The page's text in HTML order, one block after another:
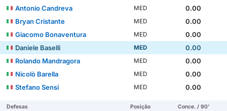
Antonio Candreva
MED
0.00
Bryan Cristante
MED
0.00
Giacomo Bonaventura
MED
0.00
Daniele Baselli
MED
0.00
Rolando Mandragora
MED
0.00
Nicolò Barella
MED
0.00
Stefano Sensi
MED 0.00
Defesas Posição Conce. / 90'